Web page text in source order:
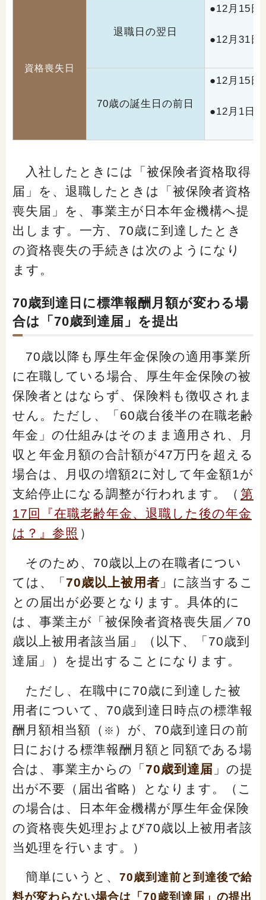
資格喪失日
退職日の翌日
●12月15日
●12月31
70歳の誕生日の前日
●12月15日
●12月1日
入社したときには「被保険者資格取得
届」を、退職したときは「被保険者資格
喪失届」を、事業主が日本年金機構へ提
出します。一方、70歳に到達したとき
の資格喪失の手続きは次のようになり
ます。
70歳到達日に標準報酬月額が変わる場
合は「70歳到達届」を提出
70歳以降も厚生年金保険の適用事業所
に在職している場合、厚生年金保険の被
保険者とはならず、保険料も徴収されま
せん。ただし、「60歳台後半の在職老齢
年金」の仕組みはそのまま適用され、月
収と年金月額の合計額が47万円を超える
場合は、月収の増額2に対して年金額1が
支給停止になる調整が行われます。（ 第
17回『在職老齢年金、退職した後の年金
は？』参照 ）
そのため、70歳以上の在職者につい
ては、「 70歳以上被用者 」に該当するこ
との届出が必要となります。具体的に
は、事業主が「被保険者資格喪失届／70
歳以上被用者該当届」（以下、「70歳到
達届」）を提出することになります。
ただし、在職中に70歳に到達した被
用者について、70歳到達日時点の標準報
酬月額相当額（ ※ ）が、70歳到達日の前
日における標準報酬月額と同額である場
合は、事業主からの「 70歳到達届 」の提
出が不要（届出省略）となります。（こ
の場合は、日本年金機構が厚生年金保険
の資格喪失処理および70歳以上被用者該
当処理を行います。）
簡単にいうと、 70歳到達前と到達後で給
料が変わらない場合は「70歳到達届」の提出